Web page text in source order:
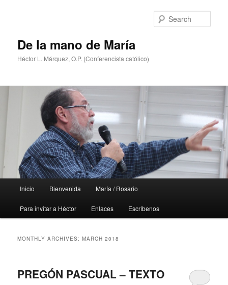
De la mano de María
Héctor L. Márquez, O.P. (Conferencista católico)
Inicio Bienvenida María / Rosario
Para invitar a Héctor Enlaces Escríbenos
MONTHLY ARCHIVES:MARCH 2018
PREGÓN PASCUAL – TEXTO